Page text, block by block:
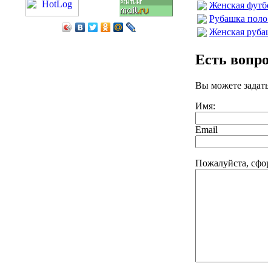
Женская
Рубашка
Женская
Есть
Вы можете
Имя:
Email
Пожалуйста,